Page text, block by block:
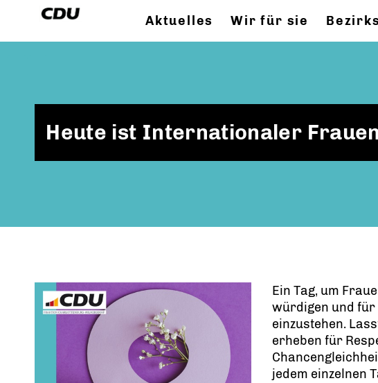
Aktuelles Wir für sie
Heute ist Internationaler
Ein Tag, um
würdigen und für
einzustehen.
erheben für
jedem einzelnen